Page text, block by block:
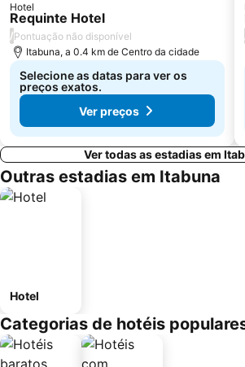
Hotel
Requinte Hotel
/Pontuação não disponível
Itabuna, a 0.4 km de Centro da cidade
Selecione as datas para ver os
preços exatos.
Ver preços
Ver todas as estadias em
Outras estadias em Itabuna
Hotel
Categorias de hotéis